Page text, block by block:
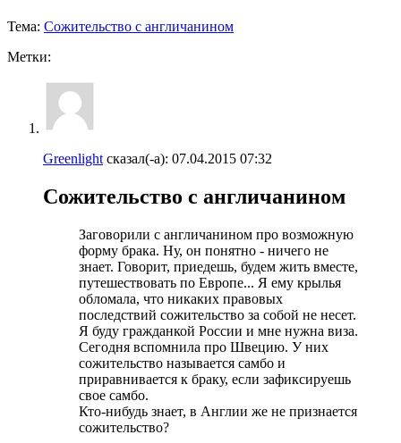
Тема: Сожительство с англичанином
Метки:
Greenlight сказал(-а): 07.04.2015 07:32
Сожительство с англичанином
Заговорили с англичанином про возможную
форму брака. Ну, он понятно - ничего не
знает. Говорит, приедешь, будем жить вместе,
путешествовать по Европе... Я ему крылья
обломала, что никаких правовых
последствий сожительство за собой не несет.
Я буду гражданкой России и мне нужна виза.
Сегодня вспомнила про Швецию. У них
сожительство называется самбо и
приравнивается к браку, если зафиксируешь
свое самбо.
Кто-нибудь знает, в Англии же не признается
сожительство?